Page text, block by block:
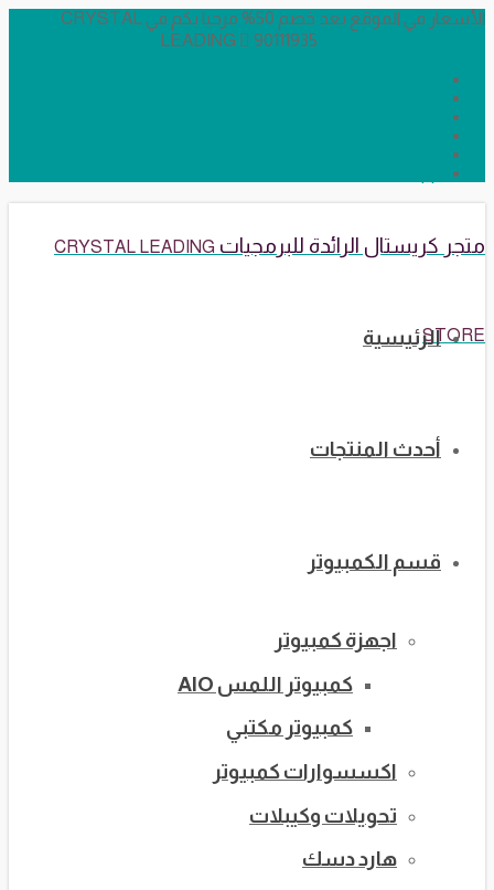
الأسعار في الموقع بعد خصم 50% مرحبا بكم في CRYSTAL
LEADING
90111935
متجر كريستال الرائدة للبرمجيات CRYSTAL LEADING
STOREالرئيسية
أحدث المنتجات
قسم الكمبيوتر
اجهزة كمبيوتر
كمبيوتر اللمس AIO
كمبيوتر مكتبي
اكسسوارات كمبيوتر
تحويلات وكيبلات
هارد دسك